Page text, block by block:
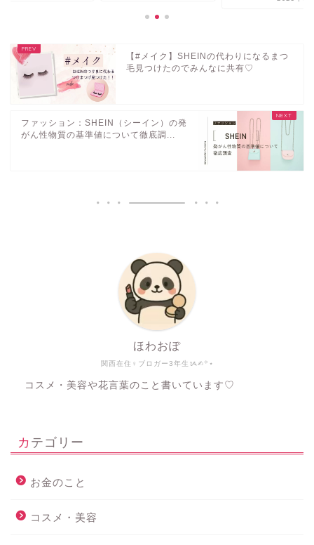
【#メイク】SHEINの代わりになるまつ
毛見つけたのでみんなに共有♡
ファッション：SHEIN（シーイン）の発
がん性物質の基準値について徹底調...
関西在住♀ブロガー3年生ᝰ✍︎꙳⋆
ほわおぽ
コスメ・美容や花言葉のこと書いています♡
カテゴリー
お金のこと
コスメ・美容